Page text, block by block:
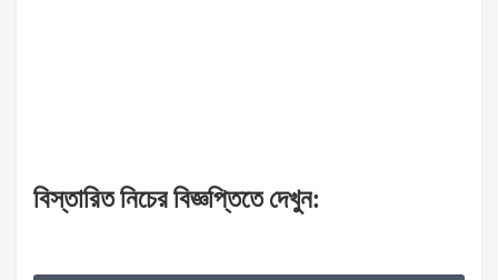
বিস্তারিতনিচেরবিজ্ঞপ্তিতে দেখুন: